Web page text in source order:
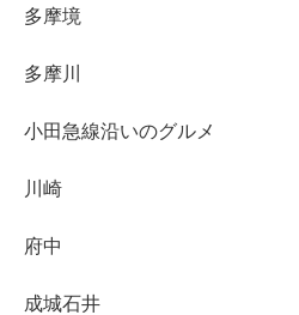
多摩境
多摩川
小田急線沿いのグルメ
川崎
府中
成城石井